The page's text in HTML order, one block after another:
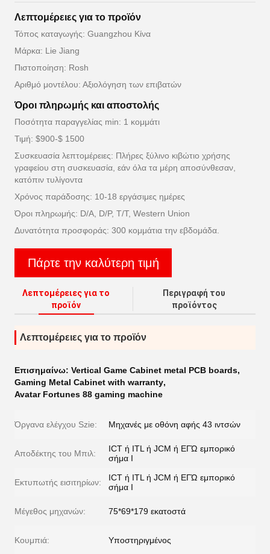
Λεπτομέρειες για το προϊόν
Τόπος καταγωγής: Guangzhou Κίνα
Μάρκα: Lie Jiang
Πιστοποίηση: Rosh
Αριθμό μοντέλου: Αξιολόγηση των επιβατών
Όροι πληρωμής και αποστολής
Ποσότητα παραγγελίας min: 1 κομμάτι
Τιμή: $900-$ 1500
Συσκευασία λεπτομέρειες: Πλήρες ξύλινο κιβώτιο χρήσης
γραφείου στη συσκευασία, εάν όλα τα μέρη αποσύνθεσαν,
κατόπιν τυλίγοντα
Χρόνος παράδοσης: 10-18 εργάσιμες ημέρες
Όροι πληρωμής: D/A, D/P, T/T, Western Union
Δυνατότητα προσφοράς: 300 κομμάτια την εβδομάδα.
Πάρτε την καλύτερη τιμή
Λεπτομέρειες για το
προϊόν
Περιγραφή του
προϊόντος
Λεπτομέρειες για το προϊόν
Επισημαίνω: Vertical Game Cabinet metal PCB boards,
Gaming Metal Cabinet with warranty,
Avatar Fortunes 88 gaming machine
Όργανα ελέγχου Szie: Μηχανές με οθόνη αφής 43 ιντσών
Αποδέκτης του Μπιλ:
ICT ή ITL ή JCM ή ΕΓΏ εμπορικό
σήμα Ι
Εκτυπωτής εισιτηρίων:
ICT ή ITL ή JCM ή ΕΓΏ εμπορικό
σήμα Ι
Μέγεθος μηχανών: 75*69*179 εκατοστά
Κουμπιά: Υποστηριγμένος